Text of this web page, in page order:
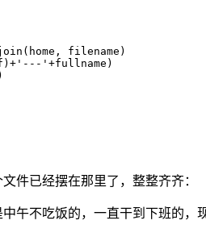
件已经摆在那里了，整整齐齐：
午不吃饭的，一直干到下班的，